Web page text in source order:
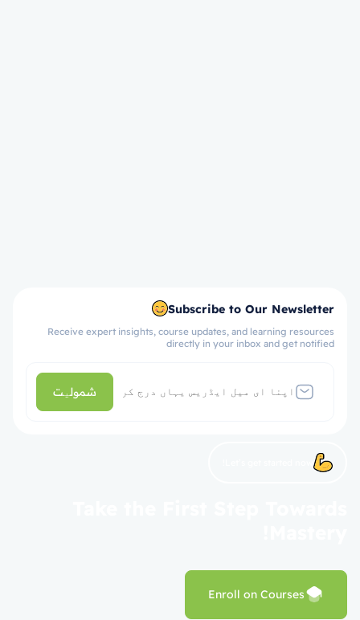
Subscribe to Our Newsletter
Receive expert insights, course updates, and learning resources
directly in your inbox and get notified
شمولیت
Let’s get started now!
Enroll on Courses